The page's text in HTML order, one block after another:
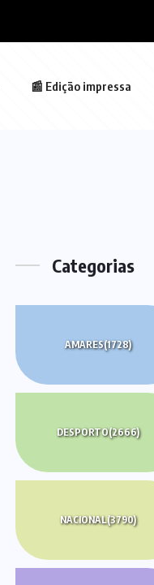
📰 Edição impressa
Categorias
AMARES(1728)
DESPORTO(2666)
NACIONAL(3790)